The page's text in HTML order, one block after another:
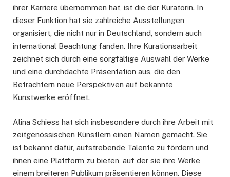
ihrer Karriere übernommen hat, ist die der Kuratorin. In
dieser Funktion hat sie zahlreiche Ausstellungen
organisiert, die nicht nur in Deutschland, sondern auch
international Beachtung fanden. Ihre Kurationsarbeit
zeichnet sich durch eine sorgfältige Auswahl der Werke
und eine durchdachte Präsentation aus, die den
Betrachtern neue Perspektiven auf bekannte
Kunstwerke eröffnet.
Alina Schiess hat sich insbesondere durch ihre Arbeit mit
zeitgenössischen Künstlern einen Namen gemacht. Sie
ist bekannt dafür, aufstrebende Talente zu fördern und
ihnen eine Plattform zu bieten, auf der sie ihre Werke
einem breiteren Publikum präsentieren können. Diese